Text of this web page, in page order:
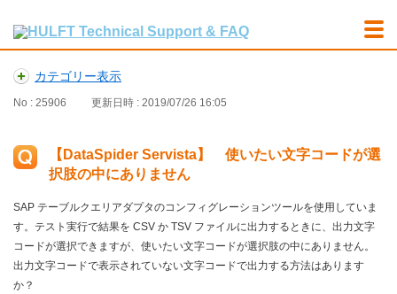
カテゴリー表示
No : 25906 更新日時 : 2019/07/26 16:05
【DataSpider Servista】 使いたい文字コードが選
択肢の中にありません
SAP テーブルクエリアダプタのコンフィグレーションツールを使用していま
す。テスト実行で結果を CSV か TSV ファイルに出力するときに、出力文字
コードが選択できますが、使いたい文字コードが選択肢の中にありません。
出力文字コードで表示されていない文字コードで出力する方法はあります
か？